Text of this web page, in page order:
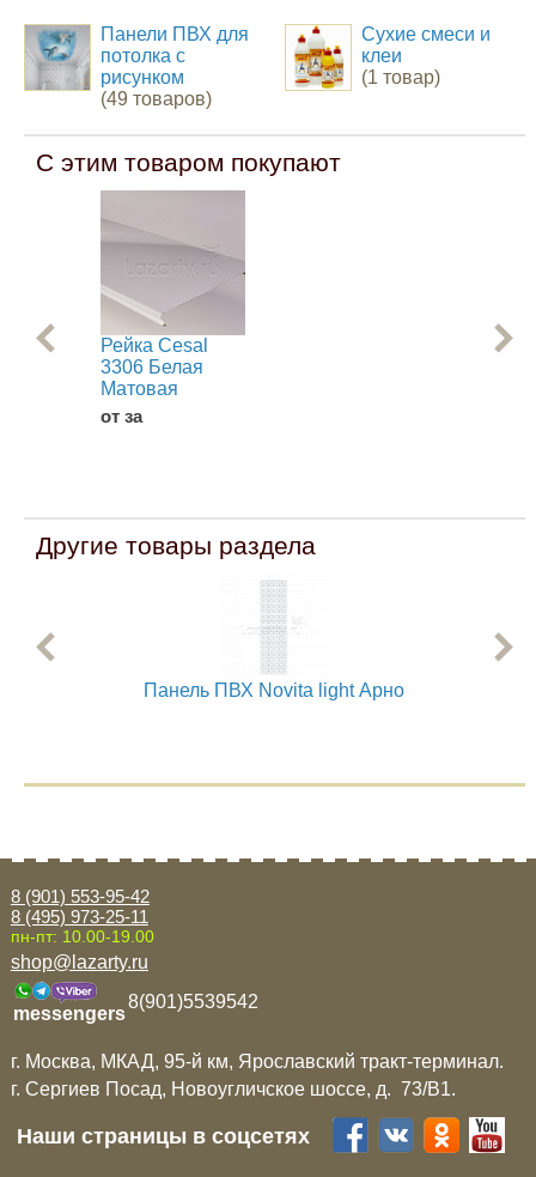
Панели ПВХ для
потолка с
рисунком
(49 товаров)
Сухие смеси и
клеи
(1 товар)
С этим товаром покупают
Рейка Cesal
3306 Белая
Матовая
от за
Другие товары раздела
Панель ПВХ Novita light Арно
8 (901) 553-95-42
8 (495) 973-25-11
пн-пт: 10.00-19.00
shop@lazarty.ru
messengers
8(901)5539542
г. Москва, МКАД, 95-й км, Ярославский тракт-терминал.
г. Сергиев Посад, Новоугличское шоссе, д. 73/B1.
Наши страницы в соцсетях